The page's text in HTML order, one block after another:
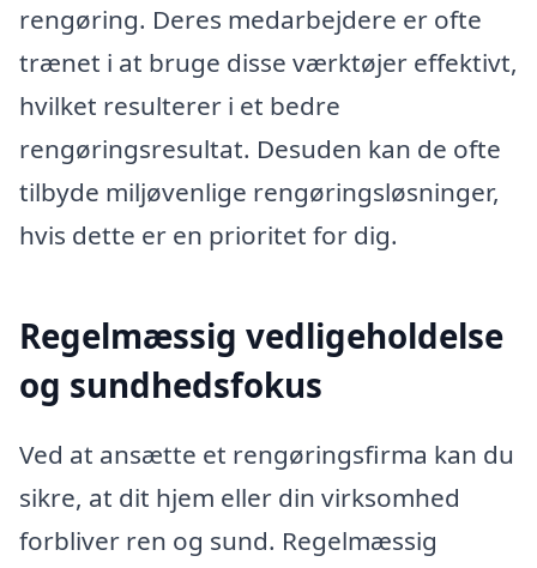
rengøring. Deres medarbejdere er ofte
trænet i at bruge disse værktøjer effektivt,
hvilket resulterer i et bedre
rengøringsresultat. Desuden kan de ofte
tilbyde miljøvenlige rengøringsløsninger,
hvis dette er en prioritet for dig.
Regelmæssig vedligeholdelse
og sundhedsfokus
Ved at ansætte et rengøringsfirma kan du
sikre, at dit hjem eller din virksomhed
forbliver ren og sund. Regelmæssig